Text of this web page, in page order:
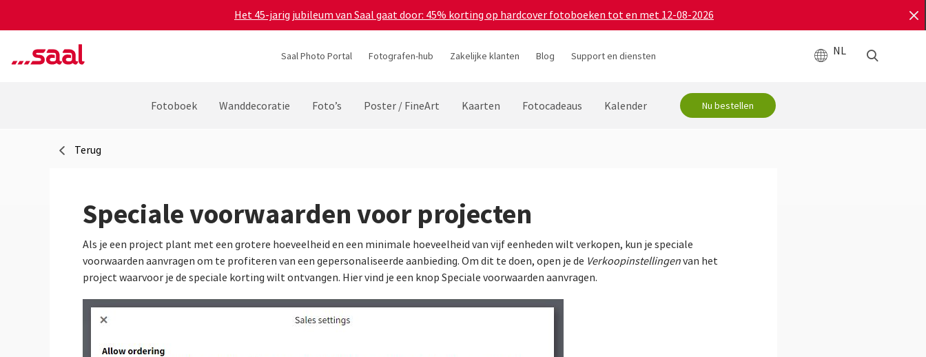
Het 45-jarig jubileum van Saal gaat door: 45% korting op hardcover fotoboeken tot en met 12-08-2026
Saal Photo Portal Fotografen-hub Zakelijke klanten Blog Support en diensten NL
Fotoboek Wanddecoratie Foto’s Poster / FineArt Kaarten Fotocadeaus Kalender Nu bestellen
Terug
Speciale voorwaarden voor projecten
Als je een project plant met een grotere hoeveelheid en een minimale hoeveelheid van vijf eenheden wilt verkopen, kun je speciale
voorwaarden aanvragen om te profiteren van een gepersonaliseerde aanbieding. Om dit te doen, open je de Verkoopinstellingenvan het
project waarvoor je de speciale korting wilt ontvangen. Hier vind je een knop Speciale voorwaarden aanvragen.